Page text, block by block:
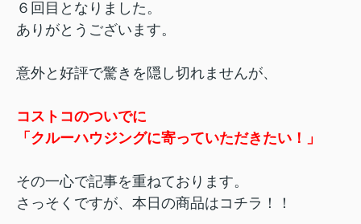
６回目となりました。
ありがとうございます。
意外と好評で驚きを隠し切れませんが、
コストコのついでに
「クルーハウジングに寄っていただきたい！」
その一心で記事を重ねております。
さっそくですが、本日の商品はコチラ！！